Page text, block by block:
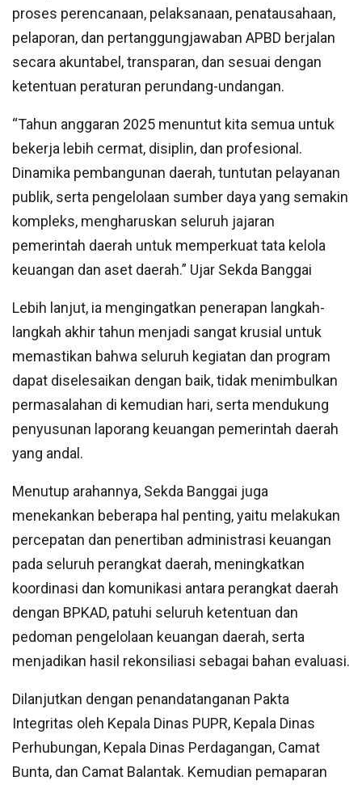
proses perencanaan, pelaksanaan, penatausahaan,
pelaporan, dan pertanggungjawaban APBD berjalan
secara akuntabel, transparan, dan sesuai dengan
ketentuan peraturan perundang-undangan.
“Tahun anggaran 2025 menuntut kita semua untuk
bekerja lebih cermat, disiplin, dan profesional.
Dinamika pembangunan daerah, tuntutan pelayanan
publik, serta pengelolaan sumber daya yang semakin
kompleks, mengharuskan seluruh jajaran
pemerintah daerah untuk memperkuat tata kelola
keuangan dan aset daerah.” Ujar Sekda Banggai
Lebih lanjut, ia mengingatkan penerapan langkah-
langkah akhir tahun menjadi sangat krusial untuk
memastikan bahwa seluruh kegiatan dan program
dapat diselesaikan dengan baik, tidak menimbulkan
permasalahan di kemudian hari, serta mendukung
penyusunan laporang keuangan pemerintah daerah
yang andal.
Menutup arahannya, Sekda Banggai juga
menekankan beberapa hal penting, yaitu melakukan
percepatan dan penertiban administrasi keuangan
pada seluruh perangkat daerah, meningkatkan
koordinasi dan komunikasi antara perangkat daerah
dengan BPKAD, patuhi seluruh ketentuan dan
pedoman pengelolaan keuangan daerah, serta
menjadikan hasil rekonsiliasi sebagai bahan evaluasi.
Dilanjutkan dengan penandatanganan Pakta
Integritas oleh Kepala Dinas PUPR, Kepala Dinas
Perhubungan, Kepala Dinas Perdagangan, Camat
Bunta, dan Camat Balantak. Kemudian pemaparan